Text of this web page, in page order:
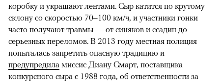
коробку и украшают лентами. Сыр катится по крутому
склону со скоростью 70–100 км/ч, и участники гонки
часто получают травмы — от синяков и ссадин до
серьезных переломов. В 2013 году местная полиция
попыталась запретить опасную традицию и
предупредила миссис Диану Смарт, поставщика
конкурсного сыра с 1988 года, об ответственности за